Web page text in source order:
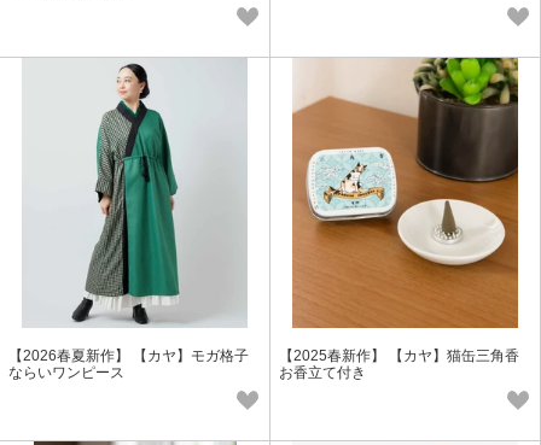
【2026春夏新作】 【カヤ】モガ格子
ならいワンピース
【2025春新作】 【カヤ】猫缶三角香
お香立て付き